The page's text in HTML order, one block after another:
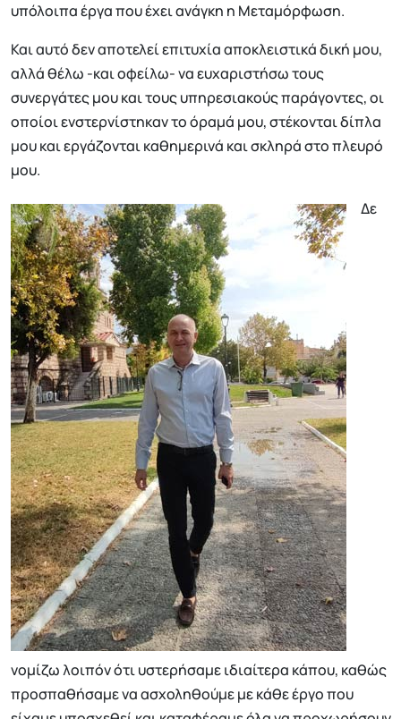
υπόλοιπα έργα που έχει ανάγκη η Μεταμόρφωση.
Και αυτό δεν αποτελεί επιτυχία αποκλειστικά δική μου,
αλλά θέλω -και οφείλω- να ευχαριστήσω τους
συνεργάτες μου και τους υπηρεσιακούς παράγοντες, οι
οποίοι ενστερνίστηκαν το όραμά μου, στέκονται δίπλα
μου και εργάζονται καθημερινά και σκληρά στο πλευρό
μου.
Δε
νομίζω λοιπόν ότι υστερήσαμε ιδιαίτερα κάπου, καθώς
προσπαθήσαμε να ασχοληθούμε με κάθε έργο που